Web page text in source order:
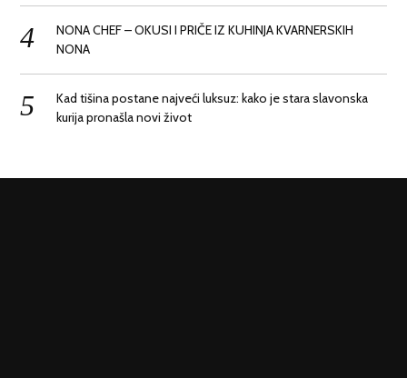
NONA CHEF – OKUSI I PRIČE IZ KUHINJA KVARNERSKIH
NONA
Kad tišina postane najveći luksuz: kako je stara slavonska
kurija pronašla novi život